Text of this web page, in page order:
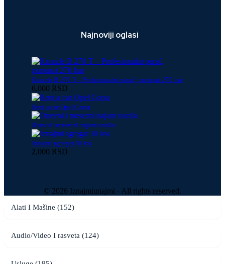
Najnoviji oglasi
Kranzle B 270 T – Profesionalni perač, puromat 270 bar
6,000 RSD
Rent a car Opel Corsa
Dnevni i mesecni najam vozila
Iznajmi agregat 30 kw
2,000 RSD
© 2026 Iznajmiunajmi - All rights reserved.
Alati I Mašine (152)
Audio/Video I rasveta (124)